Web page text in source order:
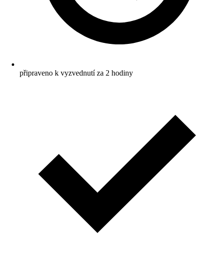
připraveno k vyzvednutí za 2 hodiny